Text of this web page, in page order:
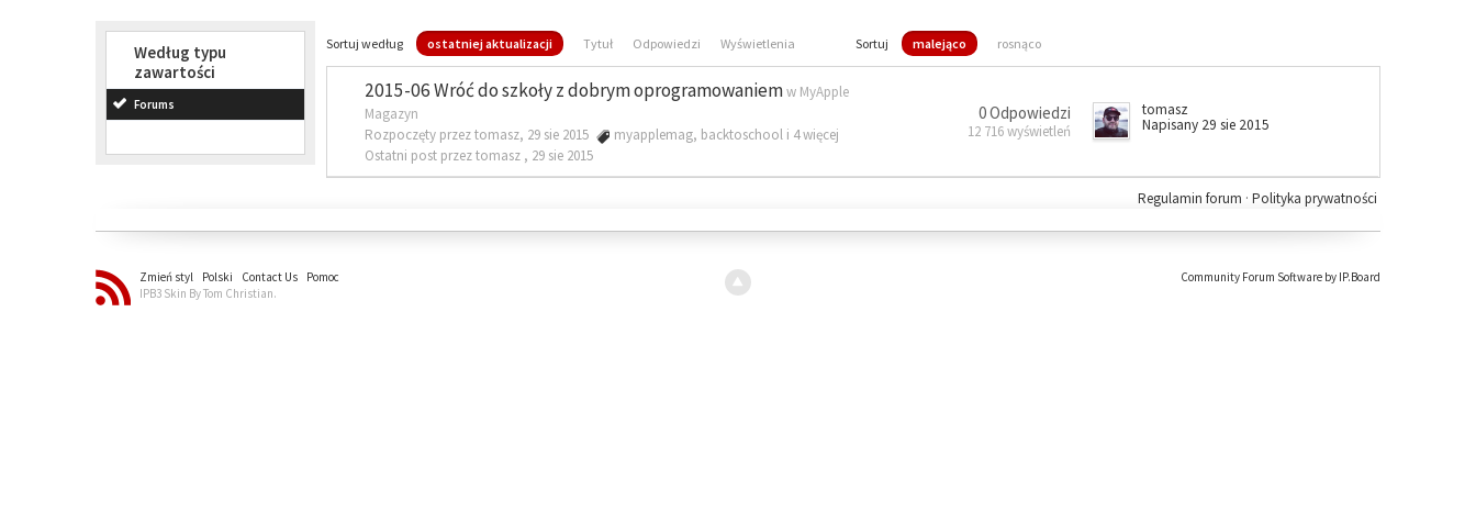
Według typu
zawartości
Forums
Sortuj według ostatniej aktualizacji Tytuł Odpowiedzi Wyświetlenia Sortuj malejąco rosnąco
2015-06 Wróć do szkoły z dobrym oprogramowaniemw MyApple
Magazyn
Rozpoczęty przez tomasz, 29 sie 2015
myapplemag, backtoschool i 4 więcej
Ostatni post przez tomasz , 29 sie 2015
0 Odpowiedzi
12 716 wyświetleń
tomasz
Napisany 29 sie 2015
Polityka prywatności
Regulamin forum ·
Zmień styl Polski Contact Us
Pomoc
IPB3 Skin By Tom Christian.
Community Forum Software by IP.Board